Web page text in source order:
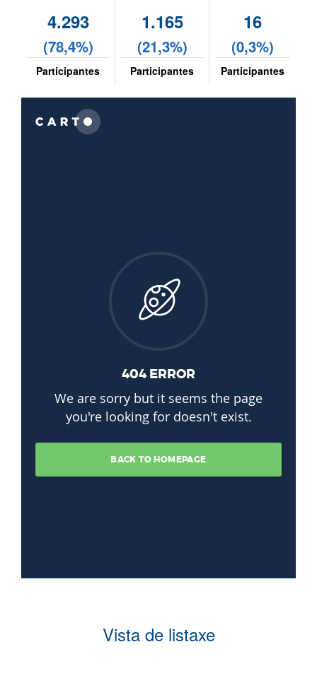
4.293
(78,4%)
Participantes
1.165
(21,3%)
Participantes
16
(0,3%)
Participantes
Vista de listaxe